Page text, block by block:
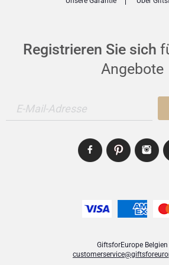
Neue Baby-Geschenke
Geschenke für Kinder
Weihnachtsgeschenke
Registrieren Sie sich
Angebote
E-Mail-Adresse
GiftsforEurope Belgien